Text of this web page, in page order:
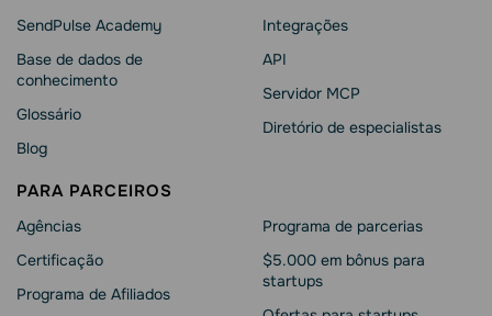
SendPulse Academy
Base de dados de
conhecimento
Glossário
Blog
Integrações
API
Servidor MCP
Diretório de especialistas
PARA PARCEIROS
Agências
Сertificação
Programa de Afiliados
Programa de parcerias
$5.000 em bônus para
startups